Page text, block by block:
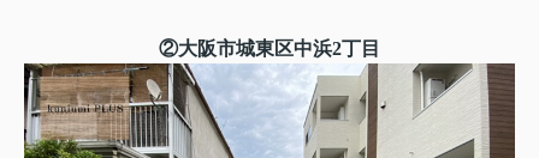
②大阪市城東区中浜2丁目